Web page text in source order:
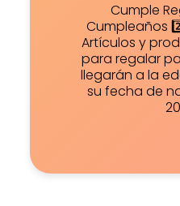
Cumple
Cumpleaños
Artículos y
para regalar
llegarán a la
su fecha de